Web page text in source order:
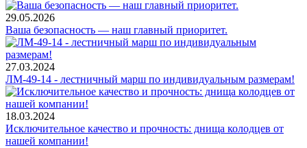
29.05.2026
Ваша безопасность — наш главный приоритет.
27.03.2024
ЛМ-49-14 - лестничный марш по индивидуальным размерам!
18.03.2024
Исключительное качество и прочность: днища колодцев от
нашей компании!